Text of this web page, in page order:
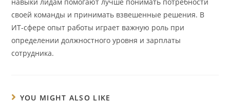
своей команды и принимать взвешенные решения. В
ИТ-сфере опыт работы играет важную роль при
определении должностного уровня и зарплаты
сотрудника.
YOU MIGHT ALSO LIKE